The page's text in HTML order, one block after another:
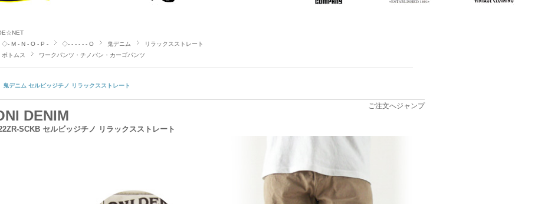
◇- M - N - O - P -
◇- - - - - - O 鬼デニム
リラックスストレート
ボトムス
ワークパンツ・チノパン・カーゴパンツ
鬼デニム セルビッジチノ リラックスストレート
ご注文へジャンプ
DENIM
SCKB セルビッジチノ リラックスストレート